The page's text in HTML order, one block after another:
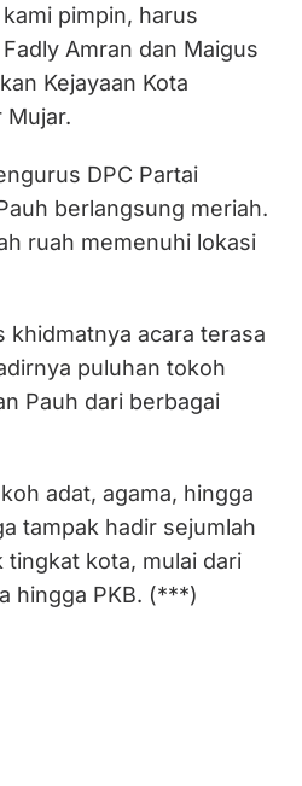
pimpin, harus
Amran dan Maigus
Kejayaan Kota
Mujar.
DPC Partai
berlangsung meriah.
ruah memenuhi lokasi
khidmatnya acara terasa
puluhan tokoh
Pauh dari berbagai
adat, agama, hingga
tampak hadir sejumlah
tingkat kota, mulai dari
hingga PKB. (***)